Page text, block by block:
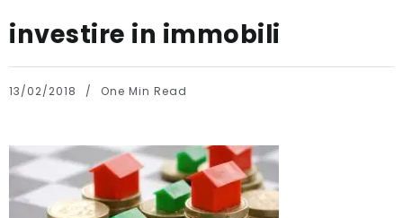
investire in immobili
13/02/2018 One Min Read